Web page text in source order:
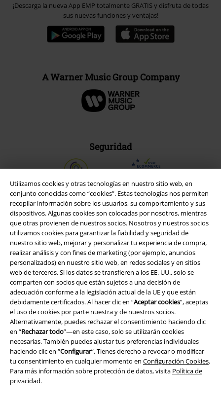
Utilizamos cookies y otras tecnologías en nuestro sitio web, en
conjunto conocidas como “cookies”. Estas tecnologías nos permiten
recopilar información sobre los usuarios, su comportamiento y sus
dispositivos. Algunas cookies son colocadas por nosotros, mientras
que otras provienen de nuestros socios. Nosotros y nuestros socios
utilizamos cookies para garantizar la fiabilidad y seguridad de
nuestro sitio web, mejorar y personalizar tu experiencia de compra,
realizar análisis y con fines de marketing (por ejemplo, anuncios
personalizados) en nuestro sitio web, en redes sociales y en sitios
web de terceros. Si los datos se transfieren a los EE. UU., solo se
comparten con socios que están sujetos a una decisión de
adecuación conforme a la legislación actual de la UE y que están
debidamente certificados. Al hacer clic en “Aceptar cookies”, aceptas
el uso de cookies por parte nuestra y de nuestros socios.
Alternativamente, puedes rechazar el consentimiento haciendo clic
en “Rechazar todo”—en este caso, solo se utilizarán cookies
necesarias. También puedes ajustar tus preferencias individuales
haciendo clic en “Configurar”. Tienes derecho a revocar o modificar
tu consentimiento en cualquier momento en Configuración Cookies.
Para más información sobre protección de datos, visita Política de
privacidad.
¡Descarga la nueva App EMP totalmente GRATIS y disfruta de todas
sus nuevas funciones y ventajas!
A Warner Music Group Company
Seguridad
Legal
Términos y Condiciones
Aviso Legal
Ley protección de datos
Eliminación de residuos y protección del medioambiente